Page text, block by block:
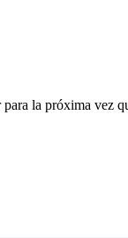
la próxima vez